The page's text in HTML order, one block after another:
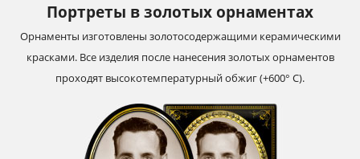
Портреты в золотых орнаментах
Орнаменты изготовлены золотосодержащими керамическими
красками. Все изделия после нанесения золотых орнаментов
проходят высокотемпературный обжиг (+600° С).